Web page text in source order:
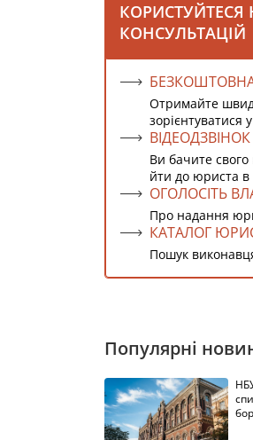
КОНСУЛЬТАЦІЙ
Отримайте
зорієнтуватися
Ви бачите
йти до юриста в
ОГОЛОСІТЬ
Про надання
КАТАЛОГ
Пошук
Популярні